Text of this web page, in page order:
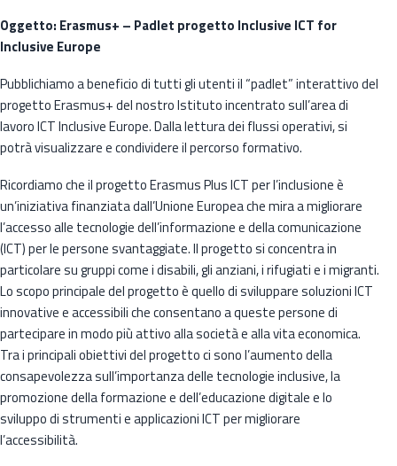
Oggetto: Erasmus+ – Padlet progetto Inclusive ICT for
Inclusive Europe
Pubblichiamo a beneficio di tutti gli utenti il “padlet” interattivo del
progetto Erasmus+ del nostro Istituto incentrato sull’area di
lavoro ICT Inclusive Europe. Dalla lettura dei flussi operativi, si
potrà visualizzare e condividere il percorso formativo.
Ricordiamo che il progetto Erasmus Plus ICT per l’inclusione è
un’iniziativa finanziata dall’Unione Europea che mira a migliorare
l’accesso alle tecnologie dell’informazione e della comunicazione
(ICT) per le persone svantaggiate. Il progetto si concentra in
particolare su gruppi come i disabili, gli anziani, i rifugiati e i migranti.
Lo scopo principale del progetto è quello di sviluppare soluzioni ICT
innovative e accessibili che consentano a queste persone di
partecipare in modo più attivo alla società e alla vita economica.
Tra i principali obiettivi del progetto ci sono l’aumento della
consapevolezza sull’importanza delle tecnologie inclusive, la
promozione della formazione e dell’educazione digitale e lo
sviluppo di strumenti e applicazioni ICT per migliorare
l’accessibilità.